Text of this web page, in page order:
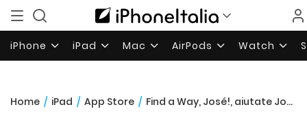
iPhone iPad Mac AirPods Watch
Home / iPad / App Store / Find a Way, José!, aiutate Josè a trovare la pozione perduta